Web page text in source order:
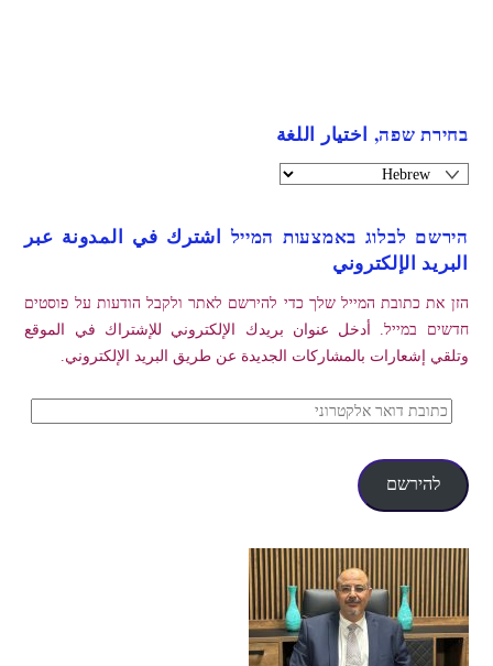
בחירת שפה, اختيار اللغة
הירשם לבלוג באמצעות המייל اشترك في المدونة عبر
البريد الإلكتروني
הזן את כתובת המייל שלך כדי להירשם לאתר ולקבל הודעות על פוסטים
חדשים במייל. أدخل عنوان بريدك الإلكتروني للإشتراك في الموقع
وتلقي إشعارات بالمشاركات الجديدة عن طريق البريد الإلكتروني.
כתובת
אלקטרוני
להירשם